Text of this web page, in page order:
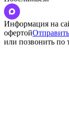
Информация на
офертой
или позвонить по